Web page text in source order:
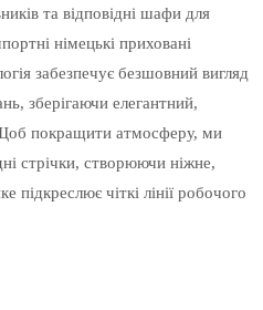
та відповідні шафи для
німецькі приховані
забезпечує безшовний вигляд
зберігаючи елегантний,
Щоб покращити атмосферу, ми
стрічки, створюючи ніжне,
підкреслює чіткі лінії робочого